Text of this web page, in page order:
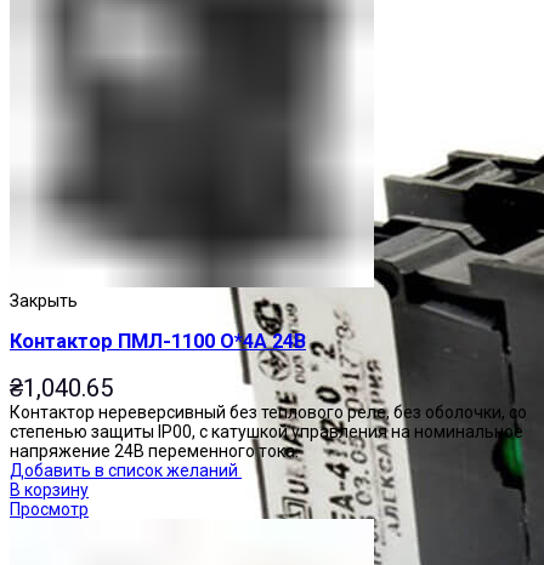
Закрыть
Контактор ПМЛ-1100 О*4А 24В
₴1,040.65
Контактор нереверсивный без теплового реле, без оболочки, со
степенью защиты IP00, с катушкой управления на номинальное
напряжение 24В переменного тока.
Добавить в список желаний
В корзину
Просмотр